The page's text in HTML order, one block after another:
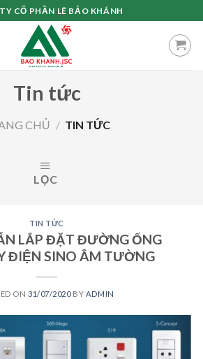
CỔ PHẦN LÊ BẢO KHÁNH
Tin tức
CHỦ / TIN TỨC
LỌC
TIN TỨC
LẮP ĐẶT ĐƯỜNG ỐNG
ĐIỆN SINO ÂM TƯỜNG
ON 31/07/2020BY ADMIN